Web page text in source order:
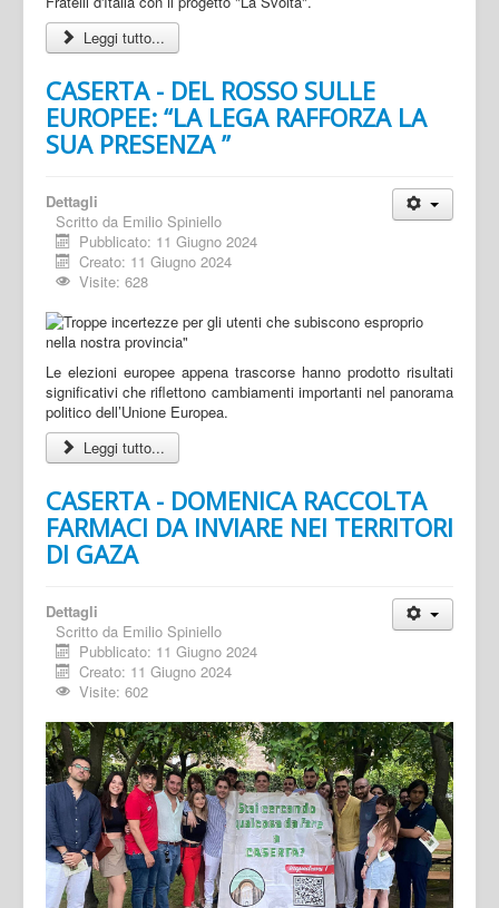
Leggi tutto...
CASERTA - DEL ROSSO SULLE
EUROPEE: “LA LEGA RAFFORZA LA
SUA PRESENZA ”
Dettagli
Scritto da Emilio Spiniello
Pubblicato: 11 Giugno 2024
Creato: 11 Giugno 2024
Visite: 628
Le elezioni europee appena trascorse hanno prodotto risultati
significativi che riflettono cambiamenti importanti nel panorama
politico dell’Unione Europea.
Leggi tutto...
CASERTA - DOMENICA RACCOLTA
FARMACI DA INVIARE NEI TERRITORI
DI GAZA
Dettagli
Scritto da Emilio Spiniello
Pubblicato: 11 Giugno 2024
Creato: 11 Giugno 2024
Visite: 602